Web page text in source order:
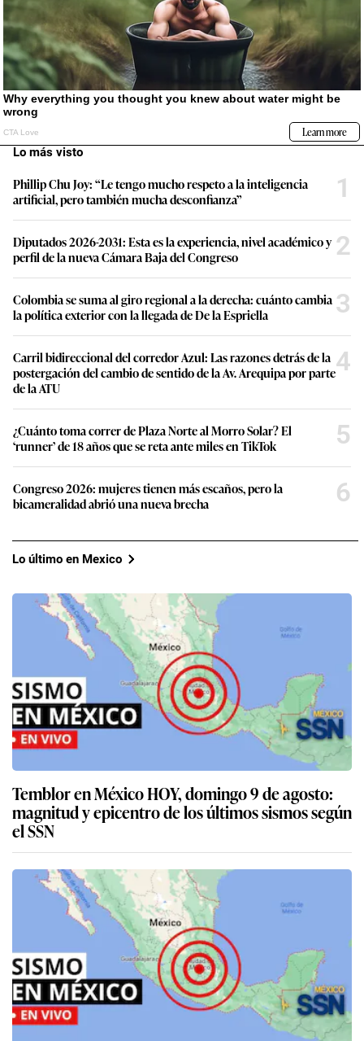
Lo más visto
Phillip Chu Joy: “Le tengo mucho respeto a la inteligencia
artificial, pero también mucha desconfianza”
1
Diputados 2026-2031: Esta es la experiencia, nivel académico y
perfil de la nueva Cámara Baja del Congreso
2
Colombia se suma al giro regional a la derecha: cuánto cambia
la política exterior con la llegada de De la Espriella
3
Carril bidireccional del corredor Azul: Las razones detrás de la
postergación del cambio de sentido de la Av. Arequipa por parte
de la ATU
4
¿Cuánto toma correr de Plaza Norte al Morro Solar? El
‘runner’ de 18 años que se reta ante miles en TikTok
5
Congreso 2026: mujeres tienen más escaños, pero la
bicameralidad abrió una nueva brecha
6
Lo último en Mexico
Temblor en México HOY, domingo 9 de agosto:
magnitud y epicentro de los últimos sismos según
el SSN